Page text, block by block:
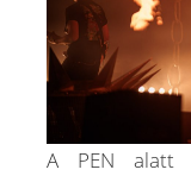
A PEN alatt